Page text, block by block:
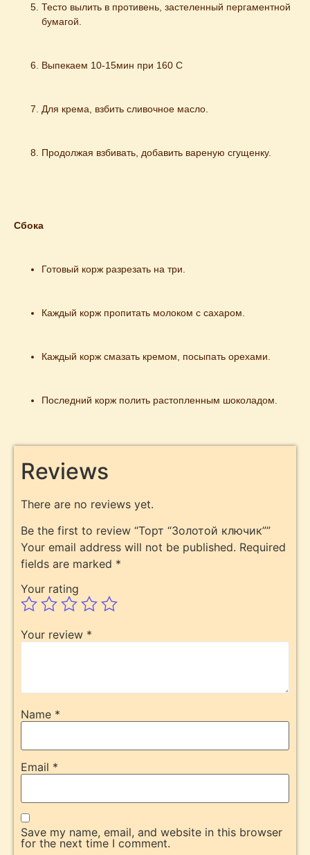
Тесто вылить в противень, застеленный пергаментной
бумагой.
Выпекаем 10-15мин при 160 С
Для крема, взбить сливочное масло.
Продолжая взбивать, добавить вареную сгущенку.
Сбока
Готовый корж разрезать на три.
Каждый корж пропитать молоком с сахаром.
Каждый корж смазать кремом, посыпать орехами.
Последний корж полить растопленным шоколадом.
Reviews
There are no reviews yet.
Be the first to review “Торт “Золотой ключик””
Your email address will not be published. Required
fields are marked *
Your rating
Your review *
Name *
Email *
Save my name, email, and website in this browser
for the next time I comment.